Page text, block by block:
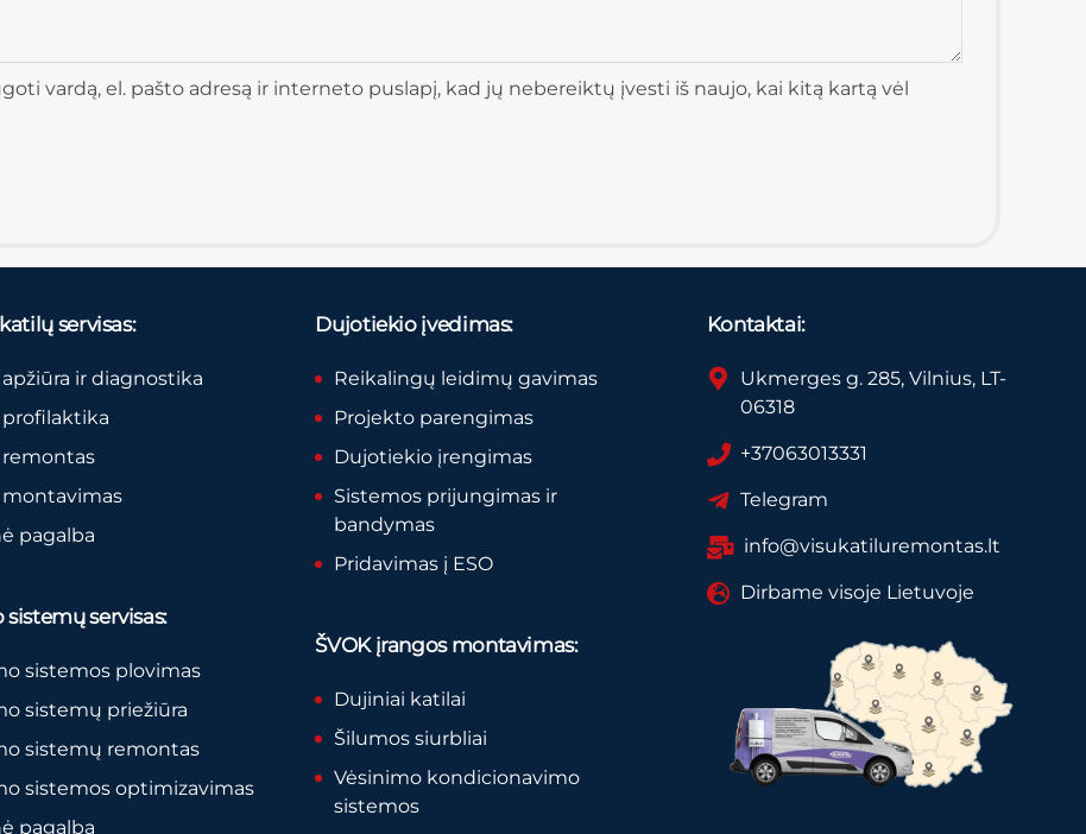
vardą, el. pašto adresą ir interneto puslapį, kad jų nebereiktų įvesti iš naujo, kai kitą kartą vėl
servisas:
ir diagnostika
pagalba
sistemų servisas:
sistemos plovimas
sistemų priežiūra
sistemų remontas
sistemos optimizavimas
pagalba
Dujotiekio įvedimas:
Reikalingų leidimų gavimas
Projekto parengimas
Dujotiekio įrengimas
Sistemos prijungimas ir
bandymas
Pridavimas į ESO
ŠVOK įrangos montavimas:
Dujiniai katilai
Šilumos siurbliai
Vėsinimo kondicionavimo
sistemos
Kontaktai:
Ukmerges g. 285, Vilnius, LT-
06318
+37063013331
Telegram
info@visukatiluremontas.lt
Dirbame visoje Lietuvoje